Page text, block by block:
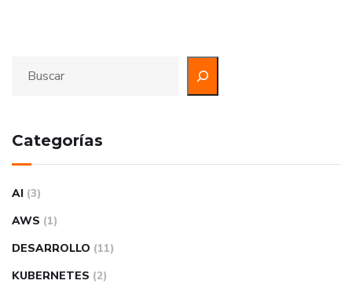
Categorías
AI (3)
AWS (1)
DESARROLLO (11)
KUBERNETES (2)